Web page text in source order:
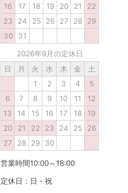
16
17 18 19 20 21
22
23
24 25 26 27 28
29
30
31
2026年9月の定休日
日
月 火 水 木 金
土
1
2 3 4
5
6
7 8 9 10 11
12
13
14 15 16 17 18
19
20
21 22 23 24 25
26
27
28 29 30
営業時間10:00～18:00
定休日：日・祝